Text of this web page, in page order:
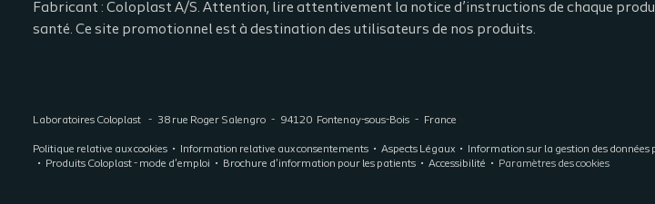
Fabricant : Coloplast A/S. Attention, lire attentivement la notice d’instructions de chaque
santé. Ce site promotionnel est à destination des utilisateurs de nos produits.
Laboratoires Coloplast 38 rue Roger Salengro 94120 Fontenay-sous-Bois France
Politique relative aux cookies Information relative aux consentements Aspects Légaux Information sur la gestion des données
Produits Coloplast - mode d'emploi
Brochure d'information pour les patients Accessibilité Paramètres des cookies